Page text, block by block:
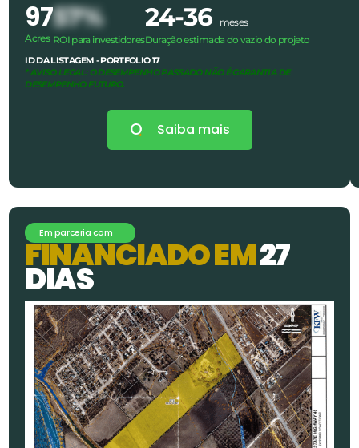
97
Acres
57%
ROI para investidores
24-36
meses
Duração estimada do vazio do projeto
ID DA LISTAGEM - PORTFOLIO 17
* AVISO LEGAL: O DESEMPENHO PASSADO NÃO É GARANTIA DE
DESEMPENHO FUTURO.
Saiba mais
Em parceria com
FINANCIADOEM27
DIAS